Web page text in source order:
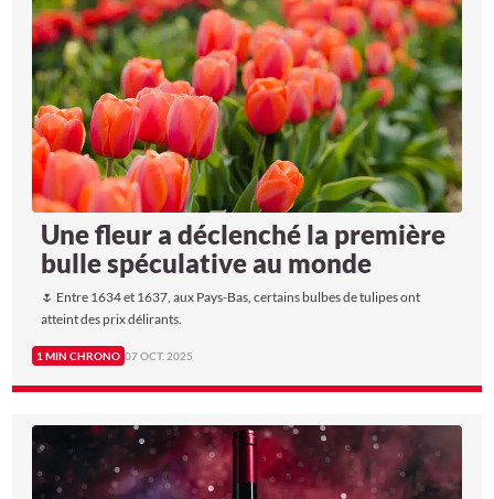
Une fleur a déclenché la première
bulle spéculative au monde
🌷 Entre 1634 et 1637, aux Pays-Bas, certains bulbes de tulipes ont
atteint des prix délirants.
1 MIN CHRONO 07 OCT. 2025